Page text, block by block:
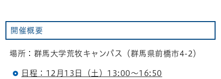
開催概要
場所：群馬大学荒牧キャンパス（群馬県前橋市4-2）
日程：12月13日（土）13:00～16:50